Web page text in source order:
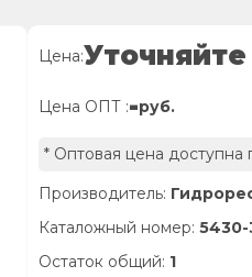
Цена:
Цена ОПТ :-руб.
* Оптовая цена доступна
Производитель:
Каталожный номер:
Остаток общий: 1